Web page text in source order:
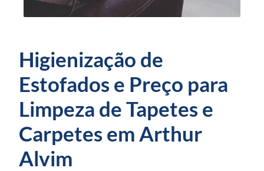
Higienização de
Estofados e Preço para
Limpeza de Tapetes e
Carpetes em Arthur
Alvim